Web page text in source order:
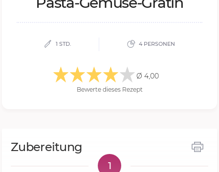
1 STD. 4 PERSONEN
Ø 4,00
Bewerte dieses Rezept
Zubereitung
1